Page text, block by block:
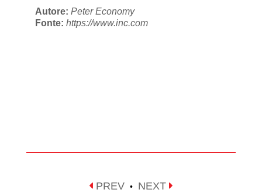
Autore: Peter Economy
Fonte: https://www.inc.com
PREV • NEXT